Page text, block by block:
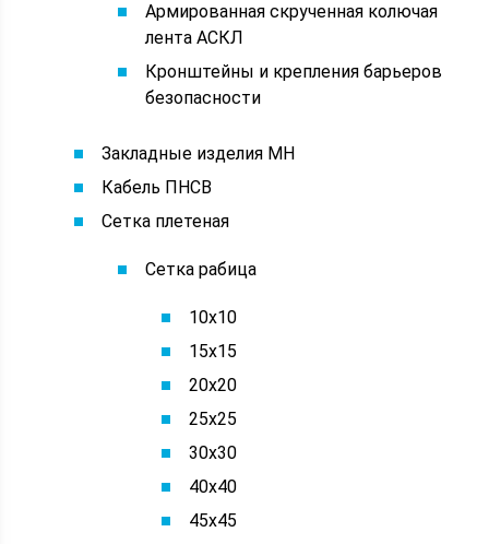
Армированная скрученная колючая
лента АСКЛ
Кронштейны и крепления барьеров
безопасности
Закладные изделия МН
Кабель ПНСВ
Сетка плетеная
Сетка рабица
10х10
15х15
20х20
25х25
30х30
40х40
45х45